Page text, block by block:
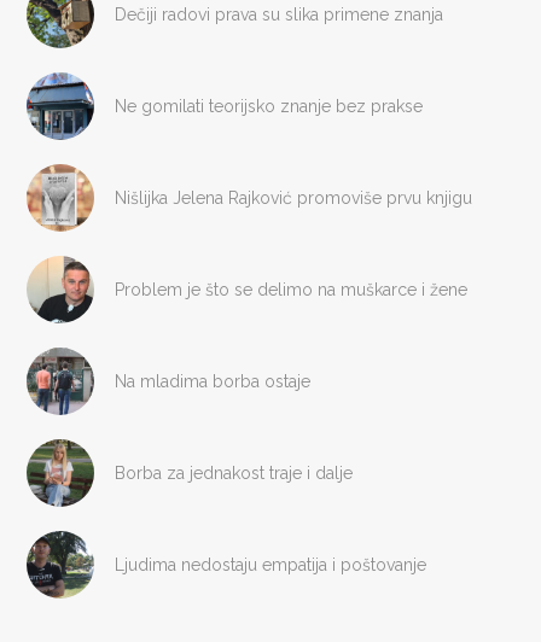
Dečiji radovi prava su slika primene znanja
Ne gomilati teorijsko znanje bez prakse
Nišlijka Jelena Rajković promoviše prvu knjigu
Problem je što se delimo na muškarce i žene
Na mladima borba ostaje
Borba za jednakost traje i dalje
Ljudima nedostaju empatija i poštovanje